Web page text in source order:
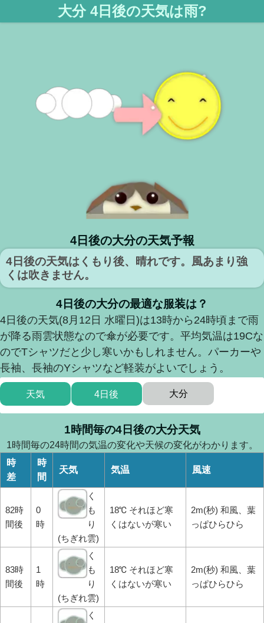
大分 4日後の天気は雨?
4日後の大分の天気予報
4日後の天気はくもり後、晴れです。風あまり強
くは吹きません。
4日後の大分の最適な服装は？
4日後の天気(8月12日 水曜日)は13時から24時頃まで雨
が降る雨雲状態なので傘が必要です。平均気温は19Cな
のでTシャツだと少し寒いかもしれません。パーカーや
長袖、長袖のYシャツなど軽装がよいでしょう。
天気 4日後 大分
1時間毎の4日後の大分天気
1時間毎の24時間の気温の変化や天候の変化がわかります。
時
差
時
間
天気 気温 風速
82時
間後
0
時
く
も
り
(ちぎれ雲)
18℃ それほど寒
くはないが寒い
2m(秒) 和風、葉
っぱひらひら
83時
間後
1
時
く
も
り
(ちぎれ雲)
18℃ それほど寒
くはないが寒い
2m(秒) 和風、葉
っぱひらひら
く